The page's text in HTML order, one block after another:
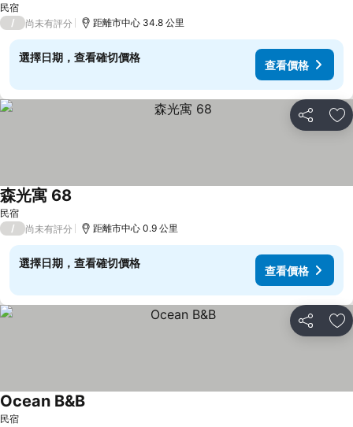
民宿
/ 尚未有評分 距離市中心 34.8 公里
選擇日期，查看確切價格
查看價格
分享 加
民宿
森光寓 68
/ 尚未有評分 距離市中心 0.9 公里
選擇日期，查看確切價格
查看價格
分享 加
民宿
Ocean B&B查看價格